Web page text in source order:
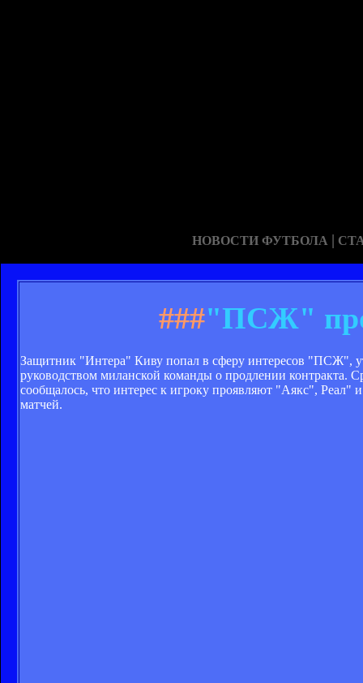
НОВОСТИ ФУТБОЛА |
###"ПСЖ"
Защитник "Интера" Киву попал в сферу интересов "ПСЖ",
руководством миланской команды о продлении контракта.
сообщалось, что интерес к игроку проявляют "Аякс", Реал"
матчей.